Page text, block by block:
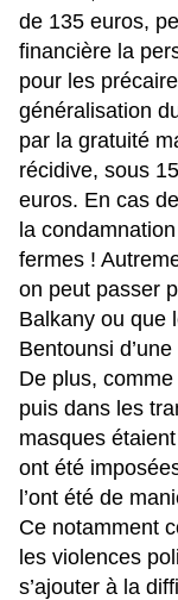
de 135 euros,
financière la
pour les
généralisation
par la gratuité
récidive, sous
euros. En cas
la
fermes !
on peut passer
Balkany ou que
Bentounsi
De plus,
puis dans les
masques
ont été
l’ont été de
Ce notamment
les violences
s’ajouter à la